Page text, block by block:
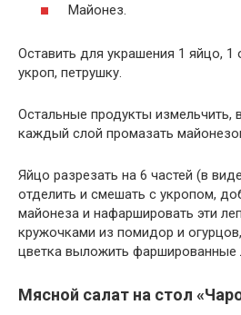
Майонез.
Оставить для украшения 1 яйцо, 1
укроп, петрушку.
Остальные продукты измельчить,
каждый слой промазать
Яйцо разрезать на 6 частей (в
отделить и смешать с укропом,
майонеза и нафаршировать эти
кружочками из помидор и
цветка выложить фаршированные
Мясной салат на стол